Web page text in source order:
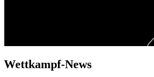
Wettkampf-News